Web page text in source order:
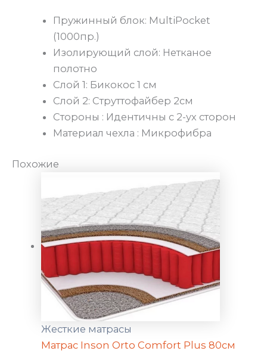
Пружинный блок: MultiPocket
(1000пр.)
Изолирующий слой: Нетканое
полотно
Слой 1: Бикокос 1 см
Слой 2: Струттофайбер 2см
Стороны : Идентичны с 2-ух сторон
Материал чехла : Микрофибра
Похожие
Жесткие матрасы
Матрас Inson Orto Comfort Plus 80см